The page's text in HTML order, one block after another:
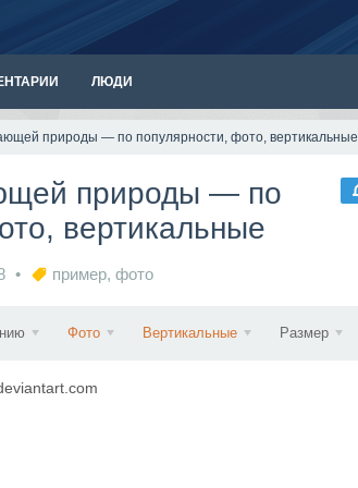
ЛЮДИ
природы — по популярности, фото, вертикальные
природы — по
вертикальные
пример, фото
Фото Вертикальные Размер